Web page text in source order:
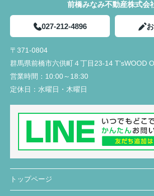
前橋みなみ不動産株式会
027-212-4896
〒371-0804
群馬県前橋市六供町４丁目23‐14 T'sWOOD
営業時間： 10:00～18:30
定休日： 水曜日・木曜日
トップページ